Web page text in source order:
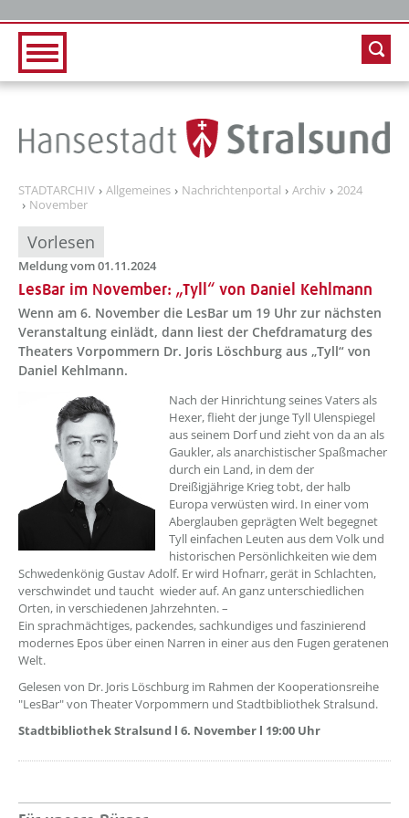
STADTARCHIV Allgemeines Nachrichtenportal Archiv
2024
November
Vorlesen
Meldung vom 01.11.2024
LesBar im November: „Tyll“ von Daniel Kehlmann
Wenn am 6. November die LesBar um 19 Uhr zur nächsten
Veranstaltung einlädt, dann liest der Chefdramaturg des
Theaters Vorpommern Dr. Joris Löschburg aus „Tyll“ von
Daniel Kehlmann.
??? absaetzeOben[1]/titel ???
Nach der Hinrichtung seines Vaters als
Hexer, flieht der junge Tyll Ulenspiegel
aus seinem Dorf und zieht von da an als
Gaukler, als anarchistischer Spaßmacher
durch ein Land, in dem der
Dreißigjährige Krieg tobt, der halb
Europa verwüsten wird. In einer vom
Aberglauben geprägten Welt begegnet
Tyll einfachen Leuten aus dem Volk und
historischen Persönlichkeiten wie dem
Schwedenkönig Gustav Adolf. Er wird Hofnarr, gerät in Schlachten,
verschwindet und taucht wieder auf. An ganz unterschiedlichen
Orten, in verschiedenen Jahrzehnten. –
Ein sprachmächtiges, packendes, sachkundiges und faszinierend
modernes Epos über einen Narren in einer aus den Fugen geratenen
Welt.
Gelesen von Dr. Joris Löschburg im Rahmen der Kooperationsreihe
"LesBar" von Theater Vorpommern und Stadtbibliothek Stralsund.
Stadtbibliothek Stralsund l 6. November l 19:00 Uhr